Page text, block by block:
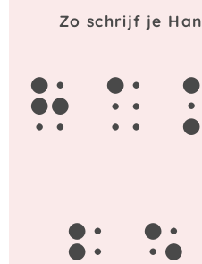
Zo schrijf je
h a